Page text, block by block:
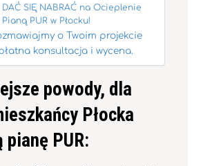
DAĆ SIĘ NABRAĆ na Ocieplenie
Pianą PUR w Płocku!
o Twoim projekcie
konsultacja i wycena.
powody, dla
Płocka
PUR: